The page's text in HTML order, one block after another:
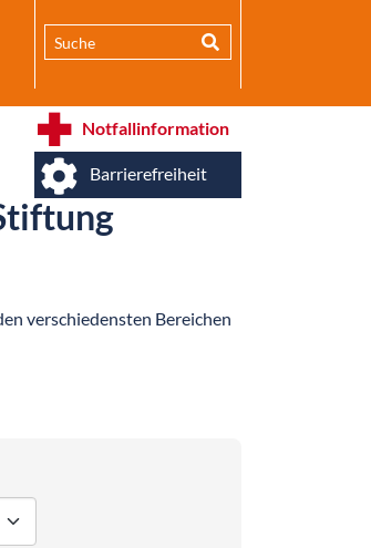
Notfallinformation
Barrierefreiheit
verschiedensten Bereichen